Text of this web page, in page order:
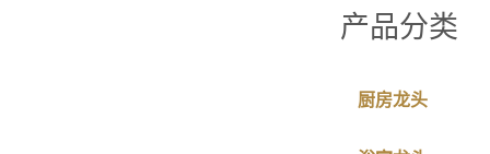
产品分类
厨房龙头